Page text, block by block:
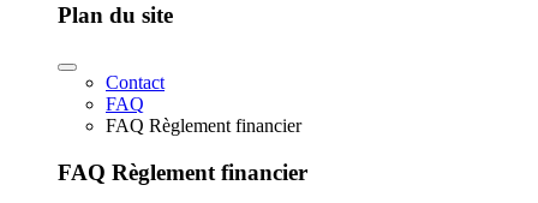
Plan du site
Contact
FAQ
FAQ Règlement financier
FAQ Règlement financier